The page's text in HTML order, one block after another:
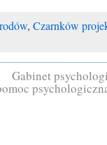
, Czarnków
Gabinet